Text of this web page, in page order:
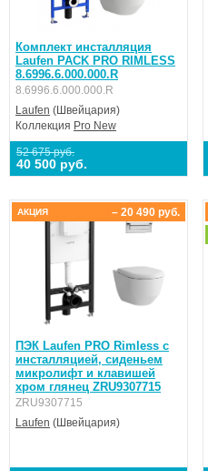
Комплект инсталляция
Laufen PACK PRO RIMLESS
8.6996.6.000.000.R
8.6996.6.000.000.R
Laufen (Швейцария)
Коллекция Pro New
52 675 руб.
40 500 руб.
ПЭК Laufen PRO Rimless с
инсталляцией, сиденьем
микролифт и клавишей
хром глянец ZRU9307715
ZRU9307715
Laufen (Швейцария)
– 20 490 руб.
АКЦИЯ